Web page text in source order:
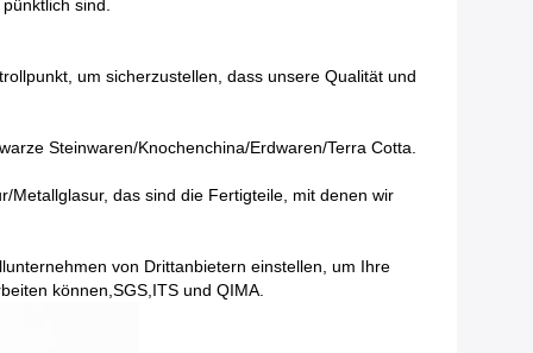
sind.
um sicherzustellen, dass unsere Qualität und
Steinwaren/Knochenchina/Erdwaren/Terra Cotta.
Metallglasur, das sind die Fertigteile, mit denen wir
von Drittanbietern einstellen, um Ihre
können,SGS,ITS und QIMA.